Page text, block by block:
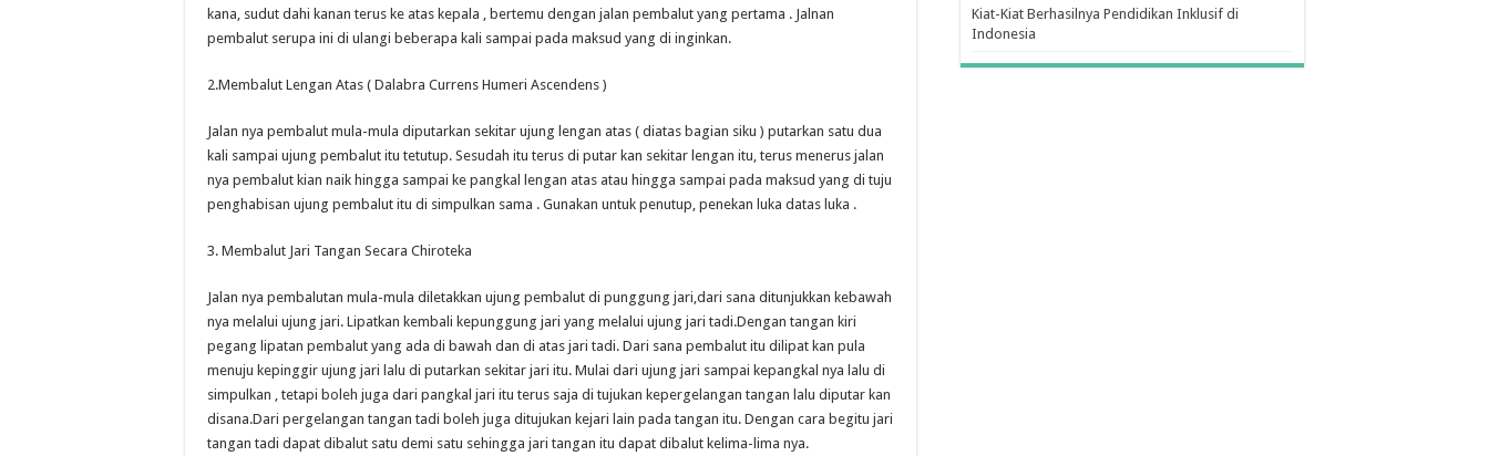
kana, sudut dahi kanan terus ke atas kepala , bertemu dengan jalan pembalut yang pertama . Jalnan
pembalut serupa ini di ulangi beberapa kali sampai pada maksud yang di inginkan.
2.Membalut Lengan Atas ( Dalabra Currens Humeri Ascendens )
Jalan nya pembalut mula-mula diputarkan sekitar ujung lengan atas ( diatas bagian siku ) putarkan satu dua
kali sampai ujung pembalut itu tetutup. Sesudah itu terus di putar kan sekitar lengan itu, terus menerus jalan
nya pembalut kian naik hingga sampai ke pangkal lengan atas atau hingga sampai pada maksud yang di tuju
penghabisan ujung pembalut itu di simpulkan sama . Gunakan untuk penutup, penekan luka datas luka .
3. Membalut Jari Tangan Secara Chiroteka
Jalan nya pembalutan mula-mula diletakkan ujung pembalut di punggung jari,dari sana ditunjukkan kebawah
nya melalui ujung jari. Lipatkan kembali kepunggung jari yang melalui ujung jari tadi.Dengan tangan kiri
pegang lipatan pembalut yang ada di bawah dan di atas jari tadi. Dari sana pembalut itu dilipat kan pula
menuju kepinggir ujung jari lalu di putarkan sekitar jari itu. Mulai dari ujung jari sampai kepangkal nya lalu di
simpulkan , tetapi boleh juga dari pangkal jari itu terus saja di tujukan kepergelangan tangan lalu diputar kan
disana.Dari pergelangan tangan tadi boleh juga ditujukan kejari lain pada tangan itu. Dengan cara begitu jari
tangan tadi dapat dibalut satu demi satu sehingga jari tangan itu dapat dibalut kelima-lima nya.
Kiat-Kiat Berhasilnya Pendidikan Inklusif di
Indonesia